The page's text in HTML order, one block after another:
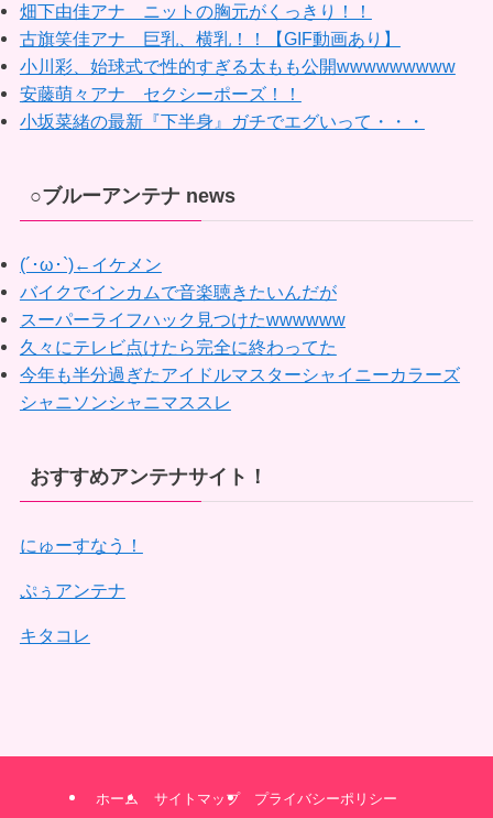
畑下由佳アナ ニットの胸元がくっきり！！
古旗笑佳アナ 巨乳、横乳！！【GIF動画あり】
小川彩、始球式で性的すぎる太もも公開wwwwwwwww
安藤萌々アナ セクシーポーズ！！
小坂菜緒の最新『下半身』ガチでエグいって・・・
○ブルーアンテナ news
(´･ω･`)←イケメン
バイクでインカムで音楽聴きたいんだが
スーパーライフハック見つけたwwwwww
久々にテレビ点けたら完全に終わってた
今年も半分過ぎたアイドルマスターシャイニーカラーズ
シャニソンシャニマススレ
おすすめアンテナサイト！
にゅーすなう！
ぷぅアンテナ
キタコレ
ホーム サイトマップ プライバシーポリシー